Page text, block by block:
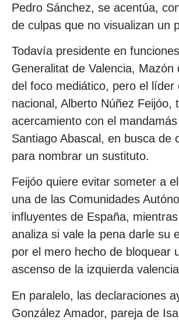
Pedro Sánchez, se acentúa,
de culpas que no visualizan un
Todavía presidente en
Generalitat de Valencia, Mazón
del foco mediático, pero el líder
nacional, Alberto Núñez Feijóo,
acercamiento con el
Santiago Abascal, en busca de
para nombrar un sustituto.
Feijóo quiere evitar someter a
una de las Comunidades
influyentes de España, mientras
analiza si vale la pena darle su
por el mero hecho de bloquear
ascenso de la izquierda
En paralelo, las declaraciones
González Amador, pareja de